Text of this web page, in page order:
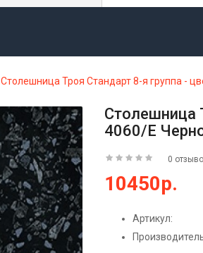
Столешница Троя Стандарт 8-я группа -
Столешница
4060/Е
0
10450р.
Артикул: